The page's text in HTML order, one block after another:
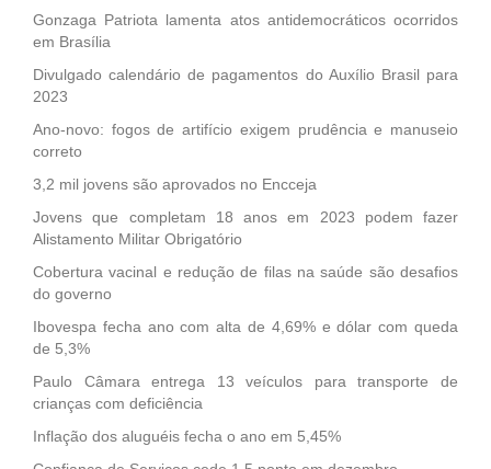
Gonzaga Patriota lamenta atos antidemocráticos ocorridos
em Brasília
Divulgado calendário de pagamentos do Auxílio Brasil para
2023
Ano-novo: fogos de artifício exigem prudência e manuseio
correto
3,2 mil jovens são aprovados no Encceja
Jovens que completam 18 anos em 2023 podem fazer
Alistamento Militar Obrigatório
Cobertura vacinal e redução de filas na saúde são desafios
do governo
Ibovespa fecha ano com alta de 4,69% e dólar com queda
de 5,3%
Paulo Câmara entrega 13 veículos para transporte de
crianças com deficiência
Inflação dos aluguéis fecha o ano em 5,45%